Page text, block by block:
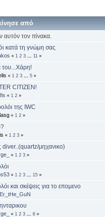
από
αυτόν τον πίνακα.
κατά τη γνώμη σας
« 1 2 3 11 »
του...Χάρη!
« 1 2 3 5»
CITIZEN!
« 1 2»
της IWC
« 1 2»
« 1 2 3»
diver..(quartz/μηχανικο)
« 1 2 3»
« 1 2 3 15»
και σκέψεις για το επομενο
« 1 2 3 6»